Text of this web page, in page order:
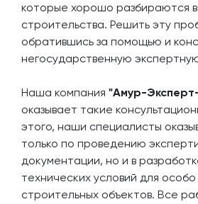
которые хорошо разбираются
строительства. Решить эту
обратившись за помощью и
негосударственную
Наша компания "Амур-
оказывает такие
этого, наши специалисты
только по проведению
документации, но и в
технических условий для
строительных объектов. Все